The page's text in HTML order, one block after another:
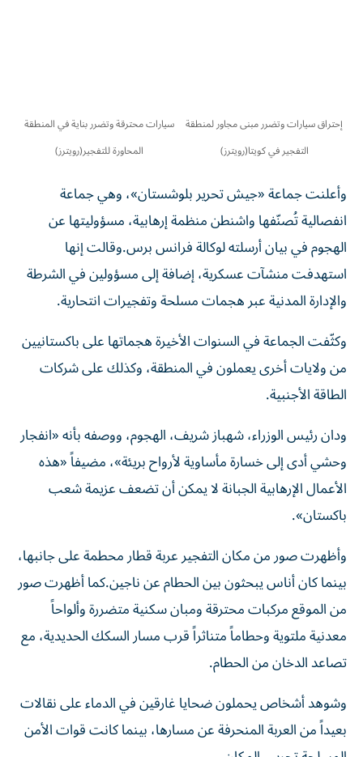
إحتراق سيارات وتضرر مبنى مجاور لمنطقة
التفجير في كويتا(رويترز)
سيارات محترقة وتضرر بناية في المنطقة
المحاورة للتفجير(رويترز)
وأعلنت جماعة «جيش تحرير بلوشستان»، وهي جماعة
انفصالية تُصنّفها واشنطن منظمة إرهابية، مسؤوليتها عن
الهجوم في بيان أرسلته لوكالة فرانس برس.وقالت إنها
استهدفت منشآت عسكرية، إضافة إلى مسؤولين في الشرطة
والإدارة المدنية عبر هجمات مسلحة وتفجيرات انتحارية.
وكثّفت الجماعة في السنوات الأخيرة هجماتها على باكستانيين
من ولايات أخرى يعملون في المنطقة، وكذلك على شركات
الطاقة الأجنبية.
ودان رئيس الوزراء، شهباز شريف، الهجوم، ووصفه بأنه «انفجار
وحشي أدى إلى خسارة مأساوية لأرواح بريئة»، مضيفاً «هذه
الأعمال الإرهابية الجبانة لا يمكن أن تضعف عزيمة شعب
باكستان».
وأظهرت صور من مكان التفجير عربة قطار محطمة على جانبها،
بينما كان أناس يبحثون بين الحطام عن ناجين.كما أظهرت صور
​من الموقع ‌مركبات محترقة ومبان سكنية متضررة وألواحاً
معدنية ملتوية وحطاماً متناثراً قرب مسار ‌السكك الحديدية، مع
تصاعد الدخان من الحطام.
وشوهد أشخاص يحملون ضحايا غارقين في الدماء على نقالات
بعيداً من العربة المنحرفة عن مسارها، بينما كانت قوات الأمن